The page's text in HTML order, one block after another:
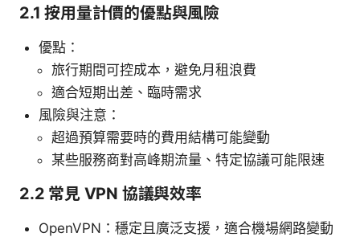
2.1 按用量計價的優點與風險
優點：
旅行期間可控成本，避免月租浪費
適合短期出差、臨時需求
風險與注意：
超過預算需要時的費用結構可能變動
某些服務商對高峰期流量、特定協議可能限速
2.2 常見 VPN 協議與效率
OpenVPN：穩定且廣泛支援，適合機場網路變動